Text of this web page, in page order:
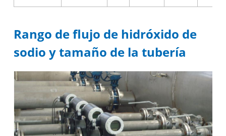
Rango de flujo de hidróxido de
sodio y tamaño de la tubería